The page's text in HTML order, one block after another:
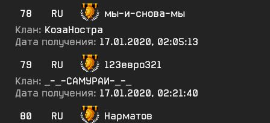
78
RU
мы-и-снова-мы
Клан: КозаНостра
Дата получения: 17.01.2020, 02:05:13
79
RU
123евро321
Клан:
_-_-САМУРАИ-_-_
Дата получения: 17.01.2020, 02:21:40
80
RU
Нарматов